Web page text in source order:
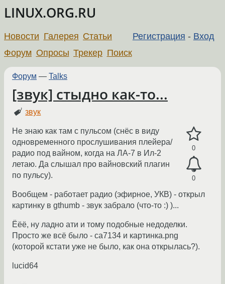
LINUX.ORG.RU
Регистрация - Вход
Новости Галерея Статьи
Форум Опросы Трекер Поиск
Форум — Talks
[звук] стыдно как-то...
звук
0
0
Не знаю как там с пульсом (снёс в виду
одновременного прослушивания плейера/
радио под вайном, когда на ЛА-7 в Ил-2
летаю. Да слышал про вайновский плагин
по пульсу).
Вообщем - работает радио (эфирное, УКВ) - открыл
картинку в gthumb - звук забрало (что-то :) )...
Ёёё, ну ладно ати и тому подобные недоделки.
Просто же всё было - са7134 и картинка.png
(которой кстати уже не было, как она открылась?).
lucid64